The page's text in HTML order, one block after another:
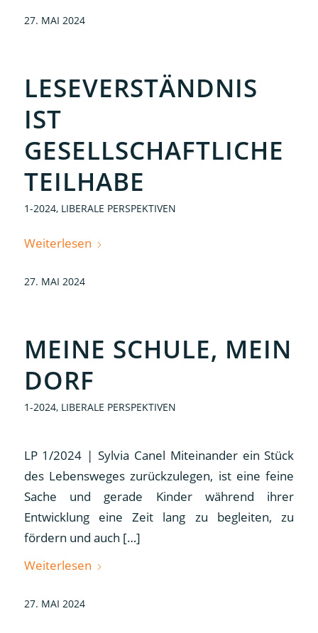
27. MAI 2024
LESEVERSTÄNDNIS
IST
GESELLSCHAFTLICHE
TEILHABE
1-2024, LIBERALE PERSPEKTIVEN
Weiterlesen
27. MAI 2024
MEINE SCHULE, MEIN
DORF
1-2024, LIBERALE PERSPEKTIVEN
LP 1/2024 | Sylvia Canel Miteinander ein Stück
des Lebensweges zurückzulegen, ist eine feine
Sache und gerade Kinder während ihrer
Entwicklung eine Zeit lang zu begleiten, zu
fördern und auch […]
Weiterlesen
27. MAI 2024